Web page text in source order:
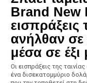
Brand New
εισπράξεις
ανήλθαν σε
μέσα σε έξι
Οι εισπράξεις της
ένα δισεκατομμύριο